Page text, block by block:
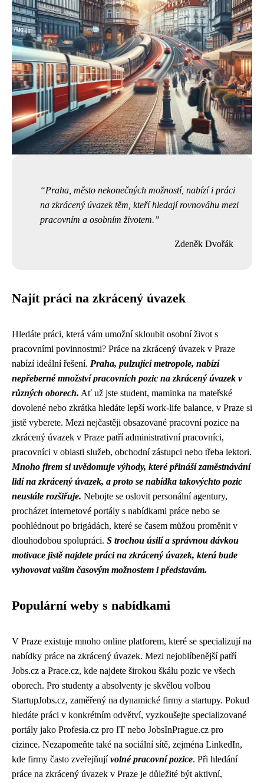
Praha, město nekonečných možností, nabízí i práci
na zkrácený úvazek těm, kteří hledají rovnováhu mezi
pracovním a osobním životem.
Zdeněk Dvořák
Najít práci na zkrácený úvazek
Hledáte práci, která vám umožní skloubit osobní život s
pracovními povinnostmi? Práce na zkrácený úvazek v Praze
nabízí ideální řešení. Praha, pulzující metropole, nabízí
nepřeberné množství pracovních pozic na zkrácený úvazek v
různých oborech. Ať už jste student, maminka na mateřské
dovolené nebo zkrátka hledáte lepší work-life balance, v Praze si
jistě vyberete. Mezi nejčastěji obsazované pracovní pozice na
zkrácený úvazek v Praze patří administrativní pracovníci,
pracovníci v oblasti služeb, obchodní zástupci nebo třeba lektori.
Mnoho firem si uvědomuje výhody, které přináší zaměstnávání
lidí na zkrácený úvazek, a proto se nabídka takovýchto pozic
neustále rozšiřuje. Nebojte se oslovit personální agentury,
procházet internetové portály s nabídkami práce nebo se
poohlédnout po brigádách, které se časem můžou proměnit v
dlouhodobou spolupráci. S trochou úsilí a správnou dávkou
motivace jistě najdete práci na zkrácený úvazek, která bude
vyhovovat vašim časovým možnostem i představám.
Populární weby s nabídkami
V Praze existuje mnoho online platforem, které se specializují na
nabídky práce na zkrácený úvazek. Mezi nejoblíbenější patří
Jobs.cz a Prace.cz, kde najdete širokou škálu pozic ve všech
oborech. Pro studenty a absolventy je skvělou volbou
StartupJobs.cz, zaměřený na dynamické firmy a startupy. Pokud
hledáte práci v konkrétním odvětví, vyzkoušejte specializované
portály jako Profesia.cz pro IT nebo JobsInPrague.cz pro
cizince. Nezapomeňte také na sociální sítě, zejména LinkedIn,
kde firmy často zveřejňujívolné pracovní pozice. Při hledání
práce na zkrácený úvazek v Praze je důležité být aktivní,